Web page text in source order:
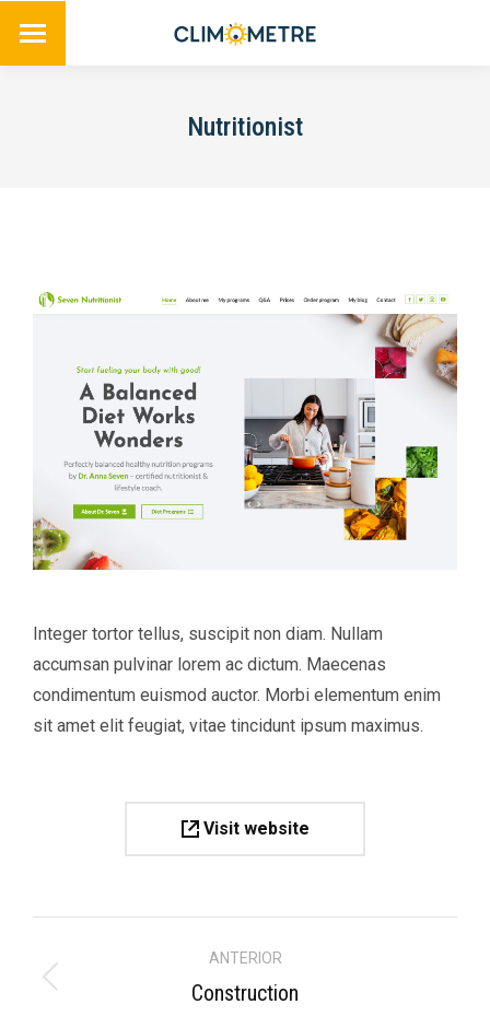
Nutritionist
Integer tortor tellus, suscipit non diam. Nullam
accumsan pulvinar lorem ac dictum. Maecenas
condimentum euismod auctor. Morbi elementum enim
sit amet elit feugiat, vitae tincidunt ipsum maximus.
Visit website
Navegación
entre
ANTERIOR
Proyecto
Construction